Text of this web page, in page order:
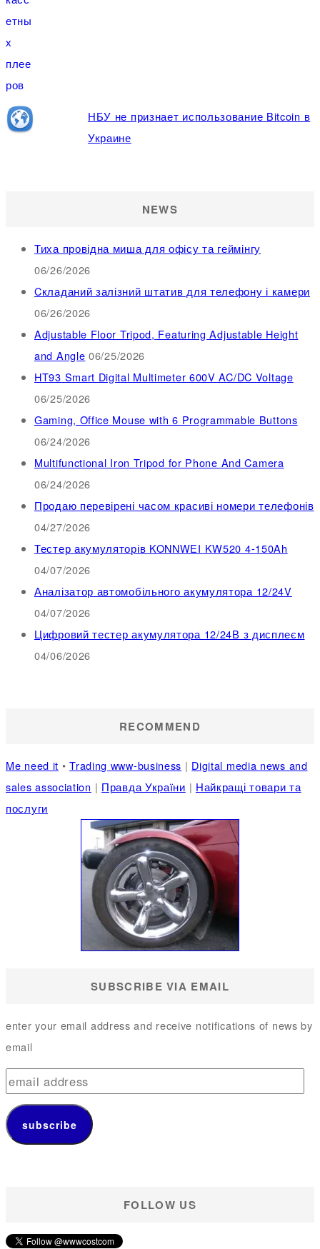
НБУ не признает использование Bitcoin в
Украине
NEWS
Тиха провідна миша для офісу та геймінгу
06/26/2026
Cкладаний залізний штатив для телефону і камери
06/26/2026
Adjustable Floor Tripod, Featuring Adjustable Height
and Angle 06/25/2026
HT93 Smart Digital Multimeter 600V AC/DC Voltage
06/25/2026
Gaming, Office Mouse with 6 Programmable Buttons
06/24/2026
Multifunctional Iron Tripod for Phone And Camera
06/24/2026
Продаю перевірені часом красиві номери телефонів
04/27/2026
Тестер акумуляторів KONNWEI KW520 4-150Ah
04/07/2026
Аналізатор автомобільного акумулятора 12/24V
04/07/2026
Цифровий тестер акумулятора 12/24В з дисплеєм
04/06/2026
RECOMMEND
Me need it •Trading www-business | Digital media news and
sales association | Правда України | Найкращі товари та
послуги
SUBSCRIBE VIA EMAIL
enter your email address and receive notifications of news by
email
e
m
a
subscribe
FOLLOW US